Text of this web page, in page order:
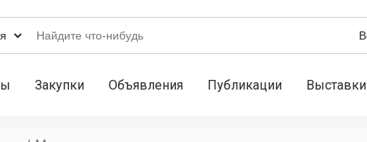
Закупки Объявления Публикации Выставки